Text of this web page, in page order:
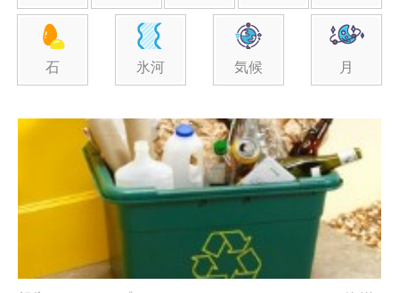
石 氷河 気候 月